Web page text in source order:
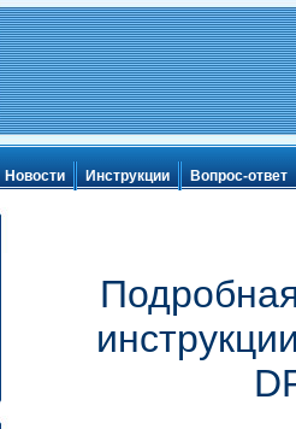
Новости Инструкции Вопрос-ответ